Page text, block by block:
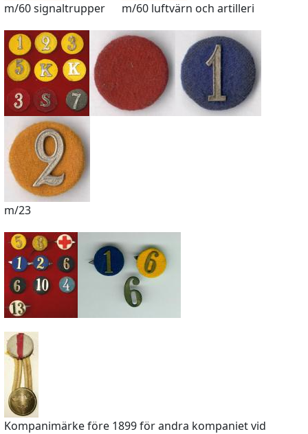
m/60 signaltrupper m/60 luftvärn och artilleri
m/23
Kompanimärke före 1899 för andra kompaniet vid